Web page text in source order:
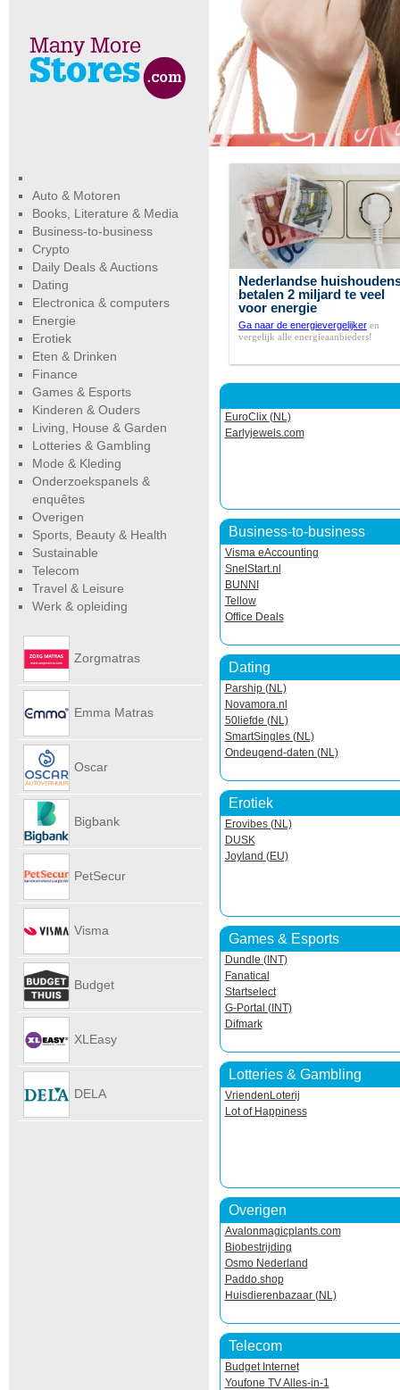
Nederlandse
betalen 2 miljard te veel
voor energie
Ga naar de energievergelijkeren
vergelijk alle energieaanbieders!
EuroClix (NL)
Earlyjewels.com
Business-to-business
Visma eAccounting
SnelStart.nl
BUNNI
Tellow
Office Deals
Dating
Parship (NL)
Novamora.nl
50liefde (NL)
SmartSingles (NL)
Ondeugend-daten (NL)
Erotiek
Erovibes (NL)
DUSK
Joyland (EU)
Games & Esports
Dundle (INT)
Fanatical
Startselect
G-Portal (INT)
Difmark
Lotteries & Gambling
VriendenLoterij
Lot of Happiness
Overigen
Avalonmagicplants.com
Biobestrijding
Osmo Nederland
Paddo.shop
Huisdierenbazaar (NL)
Telecom
Budget Internet
Youfone TV Alles-in-1
Auto & Motoren
Books, Literature & Media
Business-to-business
Crypto
Daily Deals & Auctions
Dating
Electronica & computers
Energie
Erotiek
Eten & Drinken
Finance
Games & Esports
Kinderen & Ouders
Living, House & Garden
Lotteries & Gambling
Mode & Kleding
Onderzoekspanels &
enquêtes
Overigen
Sports, Beauty & Health
Sustainable
Telecom
Travel & Leisure
Werk & opleiding
Zorgmatras
Emma Matras
Oscar
Bigbank
PetSecur
Visma
Budget
XLEasy
DELA